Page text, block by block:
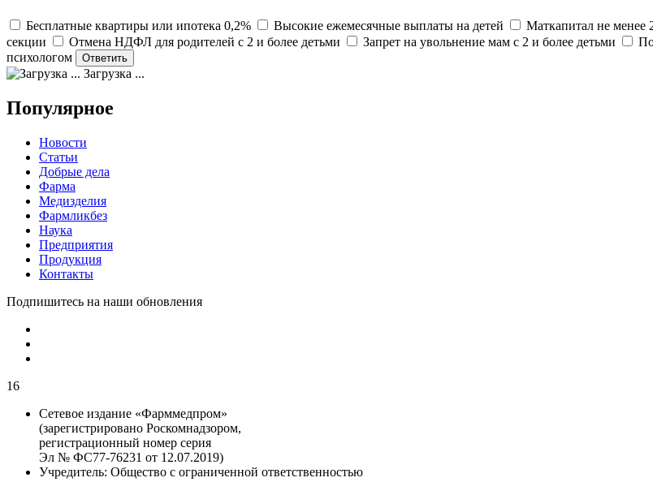
Бесплатные квартиры или ипотека 0,2% Высокие ежемесячные выплаты на детей Маткапитал не менее
секции
Отмена НДФЛ для родителей с 2 и более детьми Запрет на увольнение мам с 2 и более детьми
психологом
Загрузка ...
Популярное
Новости
Статьи
Добрые дела
Фарма
Медизделия
Фармликбез
Наука
Предприятия
Продукция
Контакты
Подпишитесь на наши обновления
16
Сетевое издание «Фарммедпром»
(зарегистрировано Роскомнадзором,
регистрационный номер серия
Эл № ФС77-76231 от 12.07.2019)
Учредитель: Общество с ограниченной ответственностью